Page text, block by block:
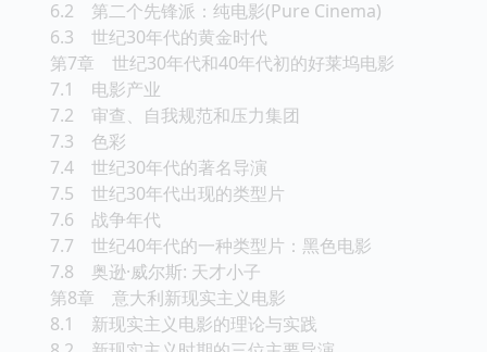
6.2 第二个先锋派：纯电影(Pure Cinema)
6.3 世纪30年代的黄金时代
第7章 世纪30年代和40年代初的好莱坞电影
7.1 电影产业
7.2 审查、自我规范和压力集团
7.3 色彩
7.4 世纪30年代的著名导演
7.5 世纪30年代出现的类型片
7.6 战争年代
7.7 世纪40年代的一种类型片：黑色电影
7.8 奥逊·威尔斯: 天才小子
第8章 意大利新现实主义电影
8.1 新现实主义电影的理论与实践